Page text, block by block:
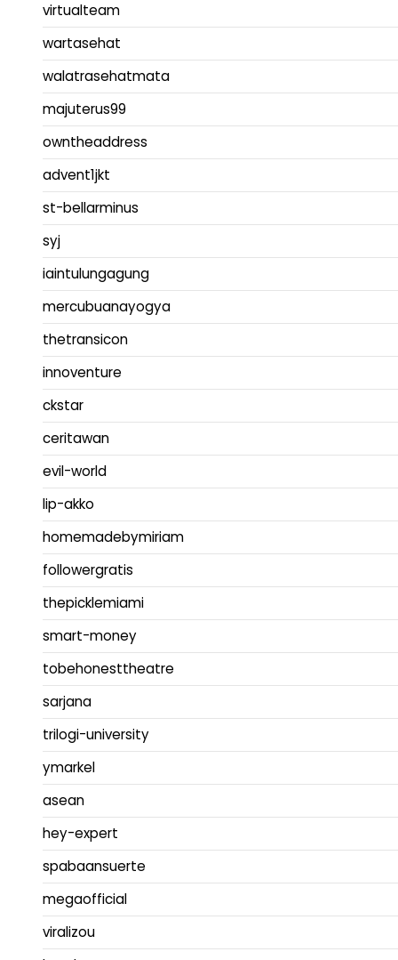
virtualteam
wartasehat
walatrasehatmata
majuterus99
owntheaddress
advent1jkt
st-bellarminus
syj
iaintulungagung
mercubuanayogya
thetransicon
innoventure
ckstar
ceritawan
evil-world
lip-akko
homemadebymiriam
followergratis
thepicklemiami
smart-money
tobehonesttheatre
sarjana
trilogi-university
ymarkel
asean
hey-expert
spabaansuerte
megaofficial
viralizou